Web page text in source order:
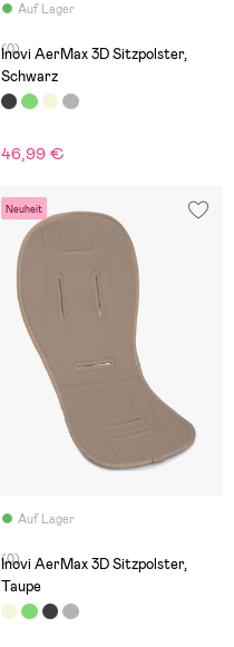
Auf Lager
(0)
Inovi AerMax 3D Sitzpolster,
Schwarz
46,99 €
Neuheit
Auf Lager
(0)
Inovi AerMax 3D Sitzpolster,
Taupe